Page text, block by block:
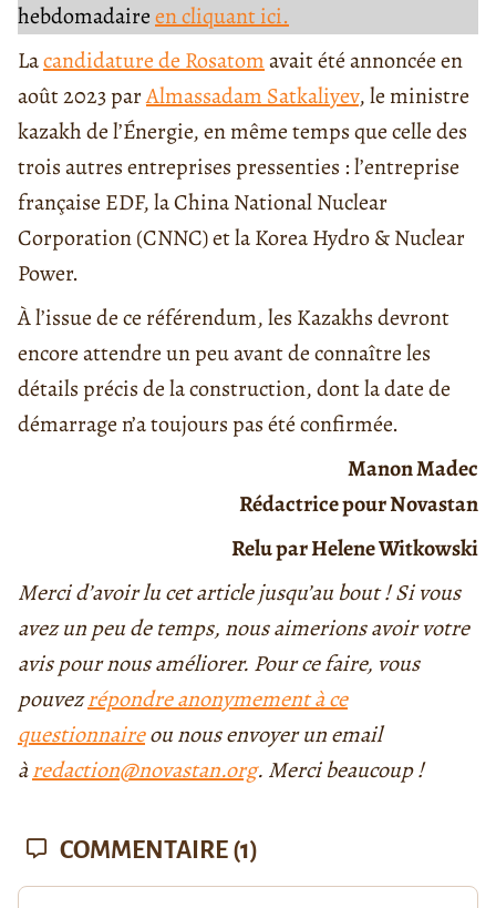
hebdomadaireen cliquant ici.
Lacandidature de Rosatomavait été annoncée en
août 2023 parAlmassadam Satkaliyev, le ministre
kazakh de l’Énergie, en même temps que celle des
trois autres entreprises pressenties : l’entreprise
française EDF, la China National Nuclear
Corporation (CNNC) et la Korea Hydro & Nuclear
Power.
À l’issue de ce référendum, les Kazakhs devront
encore attendre un peu avant de connaître les
détails précis de la construction, dont la date de
démarrage n’a toujours pas été confirmée.
Manon Madec
Rédactrice pour Novastan
Relu par Helene Witkowski
Merci d’avoir lu cet article jusqu’au bout ! Si vous
avez un peu de temps, nous aimerions avoir votre
avis pour nous améliorer. Pour ce faire, vous
pouvezrépondre anonymement à ce
questionnaireou nous envoyer un email
àredaction@novastan.org. Merci beaucoup !
COMMENTAIRE (1)